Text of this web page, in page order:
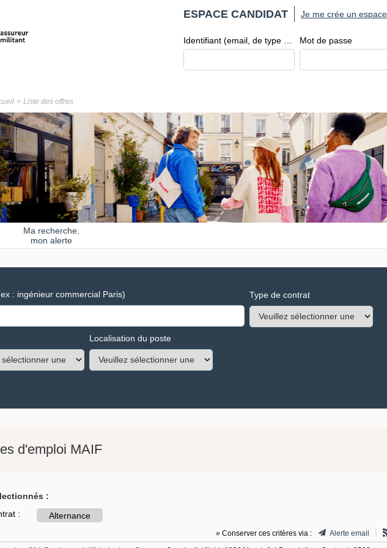
ESPACE CANDIDAT
Mot de passe
Je me crée un
Liste des offres
Ma recherche,
mon alerte
: ingénieur commercial Paris) Type de contrat
Localisation du poste
d'emploi MAIF
:
:
Alternance
» Conserver ces critères via : Alerte email